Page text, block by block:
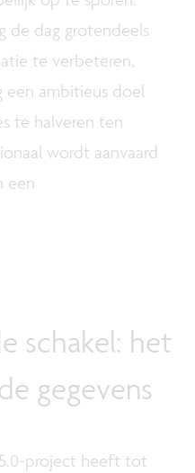
de dag grotendeels
te verbeteren,
een ambitieus doel
te halveren ten
wordt aanvaard
een
schakel: het
gegevens
project heeft tot